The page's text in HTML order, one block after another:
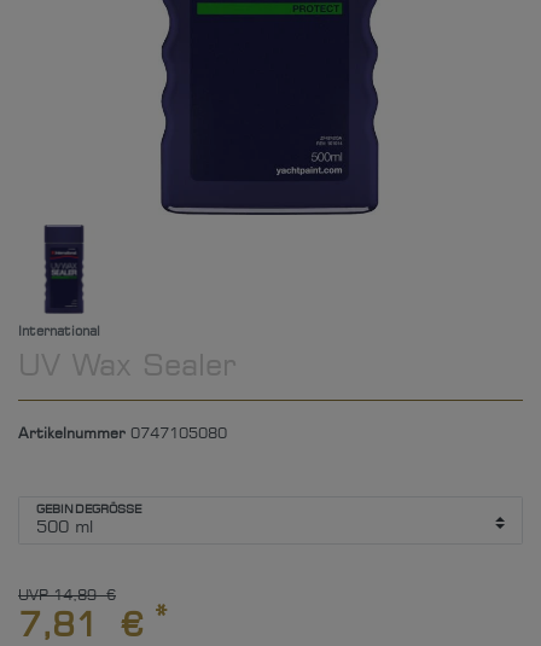
International
UV Wax Sealer
Artikelnummer 0747105080
GEBINDEGRÖSSE
UVP 14,89 €
7,81 € *